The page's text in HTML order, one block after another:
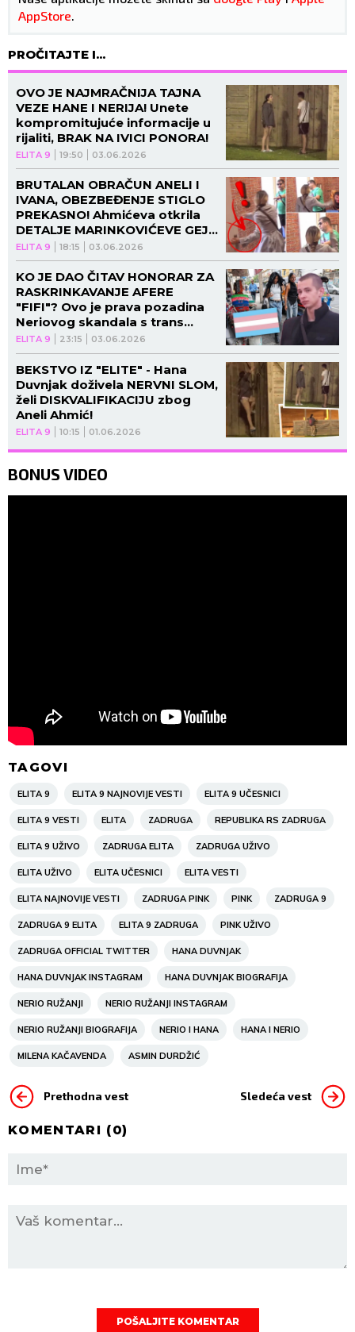
AppStore.
PROČITAJTE I...
ELITA 9 19:50 03.06.2026
OVO JE NAJMRAČNIJA TAJNA
VEZE HANE I NERIJA! Unete
kompromitujuće informacije u
rijaliti, BRAK NA IVICI PONORA!
ELITA 9 18:15 03.06.2026
BRUTALAN OBRAČUN ANELI I
IVANA, OBEZBEĐENJE STIGLO
PREKASNO! Ahmićeva otkrila
DETALJE MARINKOVIĆEVE GEJ-
AFERE - SKANDAL! (VIDEO,
GALERIJA)
ELITA 9 23:15 03.06.2026
KO JE DAO ČITAV HONORAR ZA
RASKRINKAVANJE AFERE
"FIFI"? Ovo je prava pozadina
Neriovog skandala s trans
osobom - sve unapred
isplanirano SA JEDNIM CILJEM!
ELITA 9 10:15 01.06.2026
BEKSTVO IZ "ELITE" - Hana
Duvnjak doživela NERVNI SLOM,
želi DISKVALIFIKACIJU zbog
Aneli Ahmić!
BONUS VIDEO
TAGOVI
ELITA 9 ELITA 9 NAJNOVIJE VESTI ELITA 9 UČESNICI
ELITA 9 VESTI ELITA ZADRUGA REPUBLIKA RS ZADRUGA
ELITA 9 UŽIVO ZADRUGA ELITA ZADRUGA UŽIVO
ELITA UŽIVO ELITA UČESNICI ELITA VESTI
ELITA NAJNOVIJE VESTI ZADRUGA PINK PINK ZADRUGA 9
ZADRUGA 9 ELITA ELITA 9 ZADRUGA PINK UŽIVO
ZADRUGA OFFICIAL TWITTER HANA DUVNJAK
HANA DUVNJAK INSTAGRAM HANA DUVNJAK BIOGRAFIJA
NERIO RUŽANJI NERIO RUŽANJI INSTAGRAM
NERIO RUŽANJI BIOGRAFIJA NERIO I HANA HANA I NERIO
MILENA KAČAVENDA ASMIN DURDŽIĆ
Prethodna vest Sledeća vest
KOMENTARI (0)
POŠALJITE KOMENTAR